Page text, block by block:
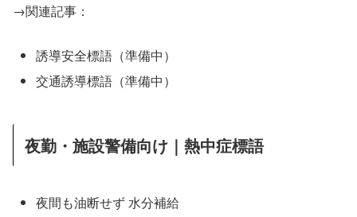
→関連記事：
誘導安全標語（準備中）
交通誘導標語（準備中）
夜勤・施設警備向け｜熱中症標語
夜間も油断せず 水分補給